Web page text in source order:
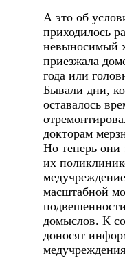
А это об
приходилось
невыносимый
приезжала
года или
Бывали дни,
оставалось
докторам
Но теперь они
их
масштабной
домыслов. К
доносят